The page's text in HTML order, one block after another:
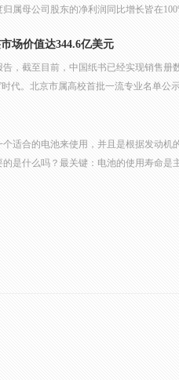
属母公司股东的净利润同比增长皆在
场价值达344.6亿美元
，截至目前，中国纸书已经实现销售
代。北京市属高校首批一流专业名单公示
适合的电池来使用，并且是根据发动
是什么吗？最关键：电池的使用寿命是主